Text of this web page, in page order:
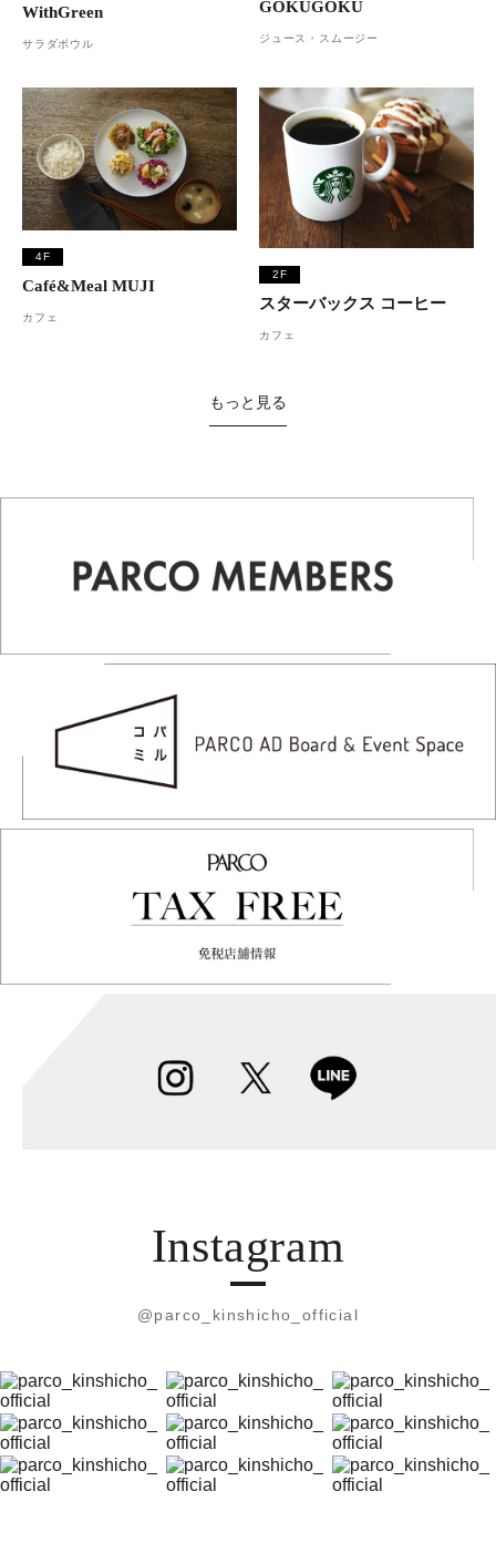
WithGreen
サラダボウル
GOKUGOKU
ジュース・スムージー
4F
Café&Meal MUJI
カフェ
2F
スターバックス コーヒー
カフェ
もっと見る
Instagram
@parco_kinshicho_official